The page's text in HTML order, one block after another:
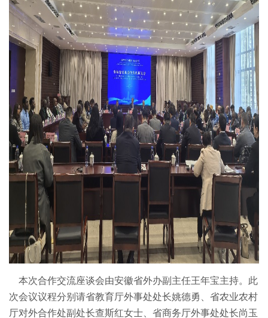
本次合作交流座谈会由安徽省外办副主任王年宝主持。此
次会议议程分别请省教育厅外事处处长姚德勇、省农业农村
厅对外合作处副处长查斯红女士、省商务厅外事处处长尚玉